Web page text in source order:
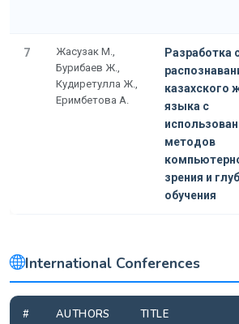
7
Жасузак М.,
Бурибаев Ж.,
Кудиретулла Ж.,
Еримбетова А.
Разработка
казахского
языка с
методов
зрения и
обучения
International Conferences
# AUTHORS TITLE